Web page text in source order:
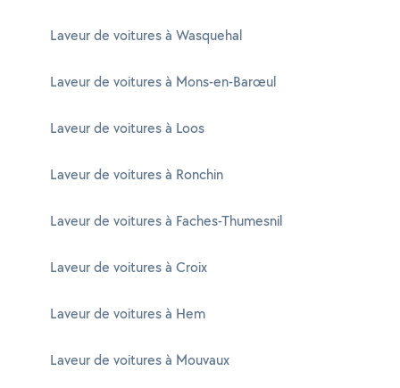
Laveur de voitures à Wasquehal
Laveur de voitures à Mons-en-Barœul
Laveur de voitures à Loos
Laveur de voitures à Ronchin
Laveur de voitures à Faches-Thumesnil
Laveur de voitures à Croix
Laveur de voitures à Hem
Laveur de voitures à Mouvaux